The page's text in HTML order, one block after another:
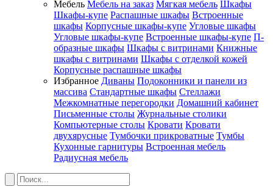
Мебель Мебель на заказ Мягкая мебель Шкафы
Шкафы-купе Распашные шкафы Встроенные
шкафы Корпусные шкафы-купе Угловые шкафы
Угловые шкафы-купе Встроенные шкафы-купе П-
образные шкафы Шкафы с витринами Книжные
шкафы с витринами Шкафы c отделкой кожей
Корпусные распашные шкафы
Избранное Диваны Подоконники и панели из
массива Стандартные шкафы Стеллажи
Межкомнатные перегородки Домашний кабинет
Письменные столы Журнальные столики
Компьютерные столы Кровати Кровати
двухярусные Тумбочки прикроватные Тумбы
Кухонные гарнитуры Встроенная мебель
Радиусная мебель